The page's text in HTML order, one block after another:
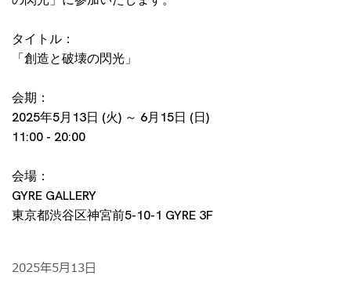
タイトル：
「創造と破壊の閃光」
会期：
2025年5月13日 (火) ～ 6月15日 (日)
11:00 - 20:00
会場：
GYRE GALLERY
東京都渋谷区神宮前5-10-1 GYRE 3F
2025年5月13日